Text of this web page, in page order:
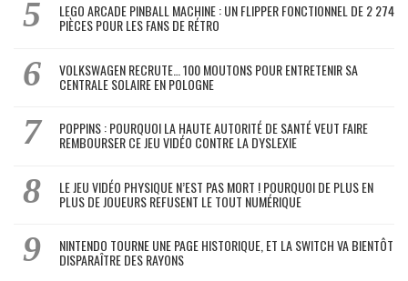
LEGO ARCADE PINBALL MACHINE : UN FLIPPER FONCTIONNEL DE 2 274
PIÈCES POUR LES FANS DE RÉTRO
VOLKSWAGEN RECRUTE… 100 MOUTONS POUR ENTRETENIR SA
CENTRALE SOLAIRE EN POLOGNE
POPPINS : POURQUOI LA HAUTE AUTORITÉ DE SANTÉ VEUT FAIRE
REMBOURSER CE JEU VIDÉO CONTRE LA DYSLEXIE
LE JEU VIDÉO PHYSIQUE N’EST PAS MORT ! POURQUOI DE PLUS EN
PLUS DE JOUEURS REFUSENT LE TOUT NUMÉRIQUE
NINTENDO TOURNE UNE PAGE HISTORIQUE, ET LA SWITCH VA BIENTÔT
DISPARAÎTRE DES RAYONS